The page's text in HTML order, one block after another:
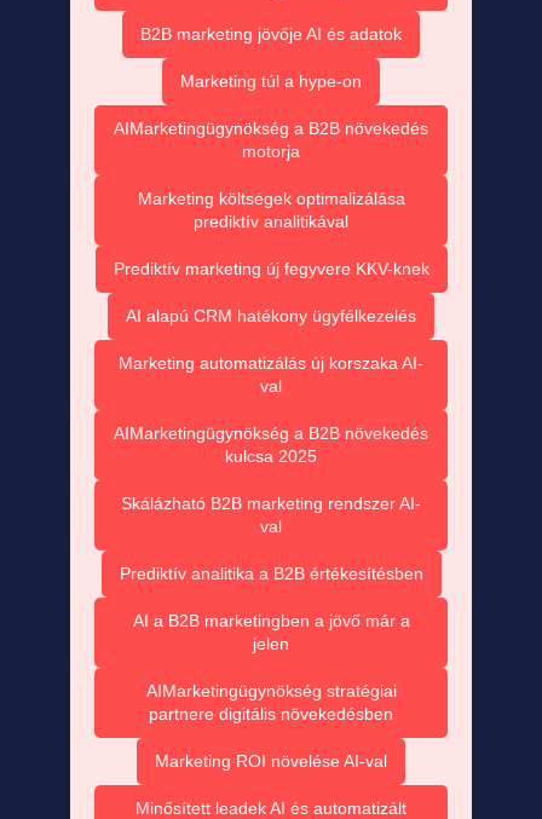
B2B marketing jövője AI és adatok
Marketing túl a hype-on
AIMarketingügynökség a B2B növekedés
motorja
Marketing költségek optimalizálása
prediktív analitikával
Prediktív marketing új fegyvere KKV-knek
AI alapú CRM hatékony ügyfélkezelés
Marketing automatizálás új korszaka AI-
val
AIMarketingügynökség a B2B növekedés
kulcsa 2025
Skálázható B2B marketing rendszer AI-
val
Prediktív analitika a B2B értékesítésben
AI a B2B marketingben a jövő már a
jelen
AIMarketingügynökség stratégiai
partnere digitális növekedésben
Marketing ROI növelése AI-val
Minősített leadek AI és automatizált